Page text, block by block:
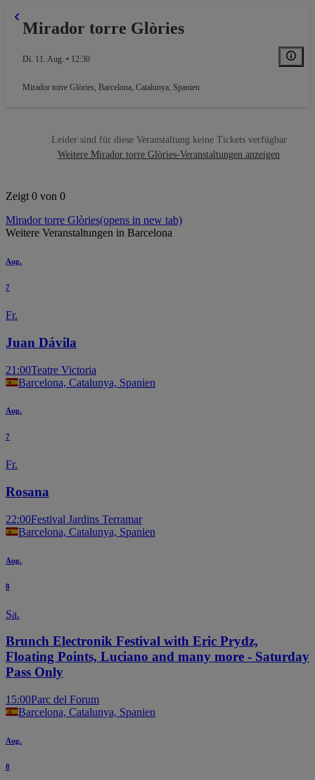
Mirador torre Glòries
Di. 11. Aug. • 12:30
Mirador torre Glòries, Barcelona, Catalunya, Spanien
Leider sind für diese Veranstaltung keine Tickets verfügbar
Weitere Mirador torre Glòries-Veranstaltungen anzeigen
Zeigt 0 von 0
Mirador torre Glòries(opens in new tab)
Weitere Veranstaltungen in Barcelona
Aug.
7
Fr.
Juan Dávila
21:00Teatre Victoria
Barcelona, Catalunya, Spanien
Aug.
7
Fr.
Rosana
22:00Festival Jardins Terramar
Barcelona, Catalunya, Spanien
Aug.
8
Sa.
Brunch Electronik Festival with Eric Prydz,
Floating Points, Luciano and many more - Saturday
Pass Only
15:00Parc del Forum
Barcelona, Catalunya, Spanien
Aug.
8